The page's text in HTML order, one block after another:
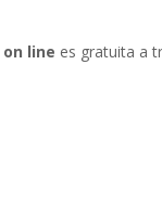
on line es gratuita a